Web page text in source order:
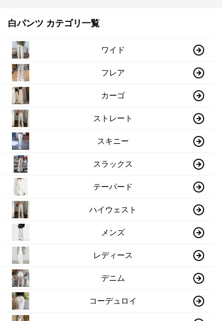
白パンツ カテゴリ一覧
ワイド
フレア
カーゴ
ストレート
スキニー
スラックス
テーパード
ハイウェスト
メンズ
レディース
デニム
コーデュロイ